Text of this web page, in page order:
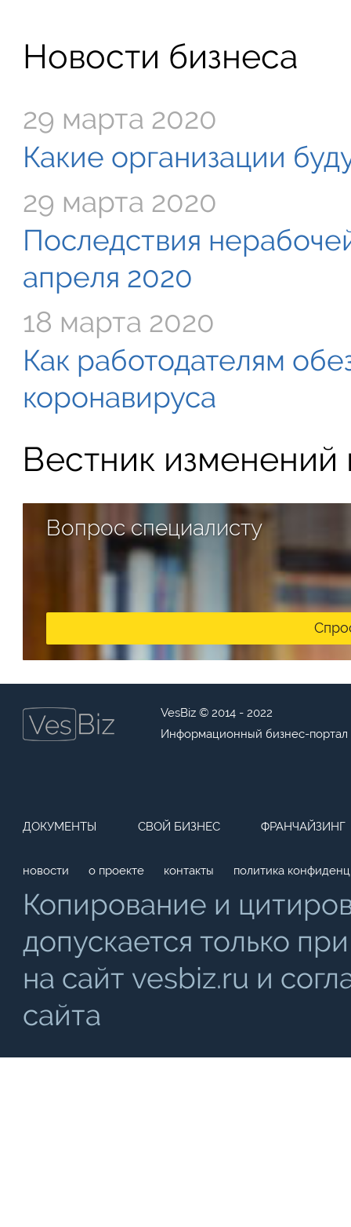
Новости бизнеса
29 марта 2020
Какие организации
29 марта 2020
Последствия
апреля 2020
18 марта 2020
Как работодателям
коронавируса
Вестник изменений
Вопрос специалисту
VesBiz © 2014 - 2022
Информационный бизнес-портал
ДОКУМЕНТЫ СВОЙ БИЗНЕС ФРАНЧАЙЗИНГ
новости о проекте контакты политика
Копирование и
допускается только
на сайт vesbiz.ru и
сайта